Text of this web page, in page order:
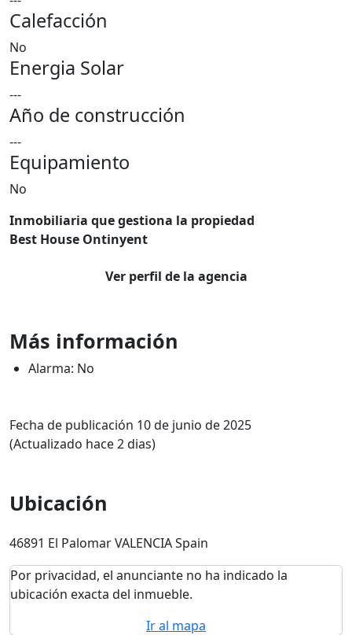
Calefacción
No
Energia Solar
---
Año de construcción
---
Equipamiento
No
Inmobiliaria que gestiona la propiedad
Best House Ontinyent
Ver perfil de la agencia
Más información
Alarma: No
Fecha de publicación 10 de junio de 2025
(Actualizado hace 2 dias)
Ubicación
46891 El Palomar VALENCIA Spain
Por privacidad, el anunciante no ha indicado la
ubicación exacta del inmueble.
Ir al mapa